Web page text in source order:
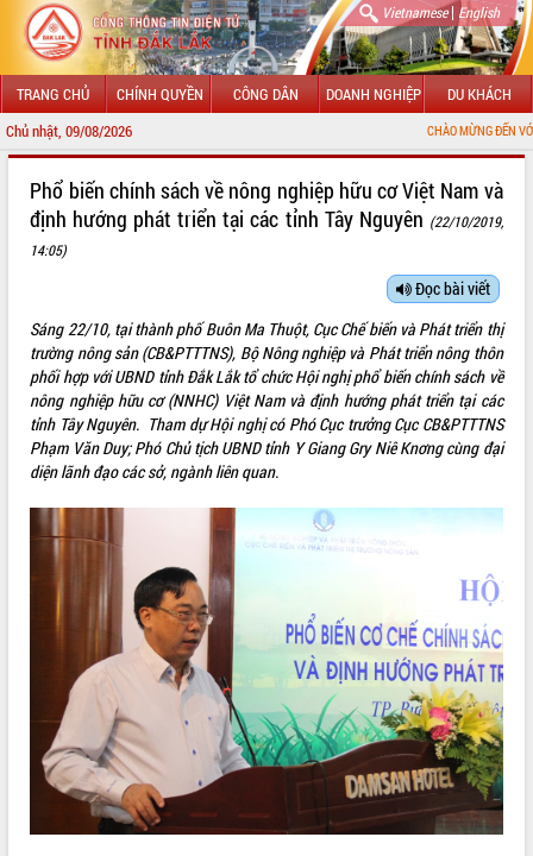
Vietnamese| English
TRANG CHỦ CHÍNH QUYỀN CÔNG DÂN DOANH NGHIỆP DU KHÁCH
Chủ nhật, 09/08/2026 CHÀO MỪNG ĐẾN VỚI CỔNG
LÃNH ĐẠO UBND TỈNH
SỞ, BAN, NGÀNH
UBND CÁC XÃ, PHƯỜNG
THÔNG TIN CHỈ ĐẠO ĐIỀU HÀNH
HỆ THỐNG VĂN BẢN
VĂN BẢN HĐND TỈNH
ĐIỂM TIN VĂN BẢN
QUY HOẠCH - KẾ HOẠCH
Phổ biến chính sách về nông nghiệp hữu cơ Việt Nam và
định hướng phát triển tại các tỉnh Tây Nguyên (22/10/2019,
14:05)
Đọc bài viết
Sáng 22/10, tại thành phố Buôn Ma Thuột, Cục Chế biến và Phát triển thị
trường nông sản (CB&PTTTNS), Bộ Nông nghiệp và Phát triển nông thôn
phối hợp với UBND tỉnh Đắk Lắk tổ chức Hội nghị phổ biến chính sách về
nông nghiệp hữu cơ (NNHC) Việt Nam và định hướng phát triển tại các
tỉnh Tây Nguyên. Tham dự Hội nghị có Phó Cục trưởng Cục CB&PTTTNS
Phạm Văn Duy; Phó Chủ tịch UBND tỉnh Y Giang Gry Niê Knơng cùng đại
diện lãnh đạo các sở, ngành liên quan.